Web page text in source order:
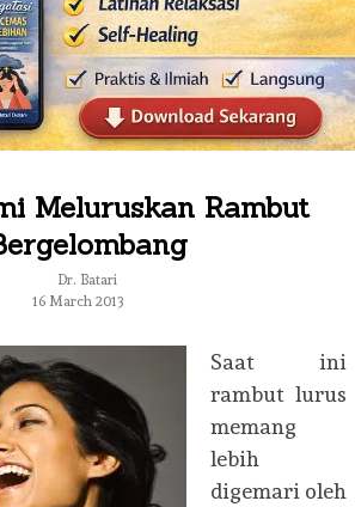
Meluruskan Rambut
Dr. Batari
16 March 2013
Saat ini
rambut lurus
memang
lebih
digemari oleh